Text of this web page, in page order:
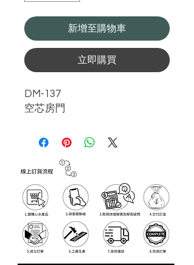
新增至購物車
立即購買
DM-137
空芯房門